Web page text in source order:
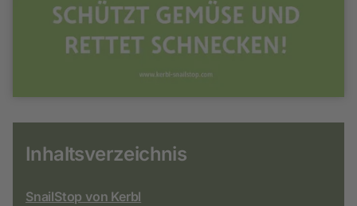
Inhaltsverzeichnis
SnailStop von Kerbl